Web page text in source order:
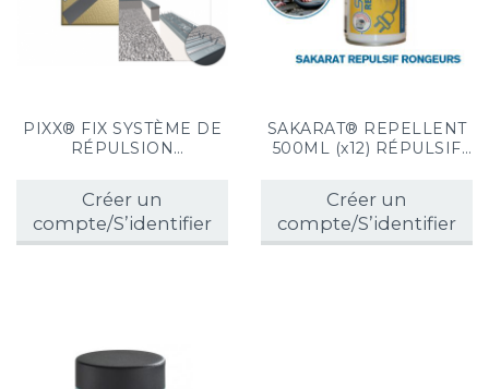
PIXX® FIX SYSTÈME DE
RÉPULSION
Créer un
compte/S’identifier
SAKARAT® REPELLENT
500ML (x12) RÉPULSIF
Créer un
compte/S’identifier